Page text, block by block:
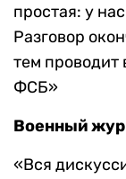
простая: у
Разговор
тем проводит
ФСБ»
Военный
«Вся